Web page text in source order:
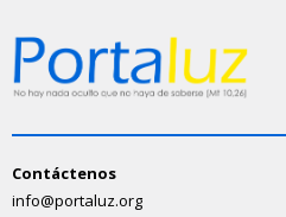
Contáctenos
info@portaluz.org